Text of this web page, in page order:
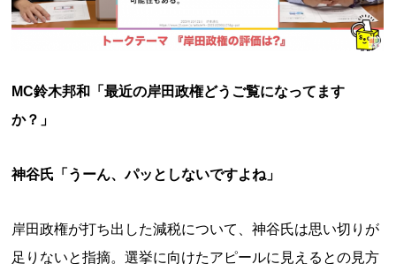
MC鈴木邦和「最近の岸田政権どうご覧になってます
か？」
神谷氏「うーん、パッとしないですよね」
岸田政権が打ち出した減税について、神谷氏は思い切りが
足りないと指摘。選挙に向けたアピールに見えるとの見方